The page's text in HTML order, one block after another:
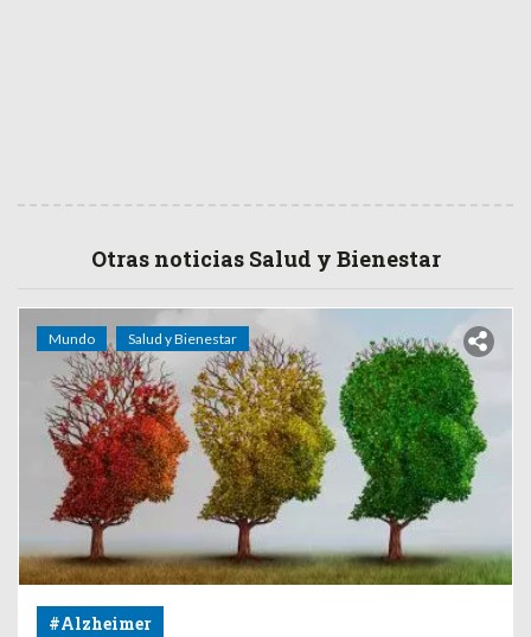
Otras noticias Salud y Bienestar
Mundo Salud y Bienestar
#Alzheimer